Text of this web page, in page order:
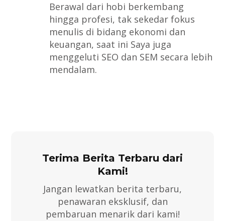
Berawal dari hobi berkembang
hingga profesi, tak sekedar fokus
menulis di bidang ekonomi dan
keuangan, saat ini Saya juga
menggeluti SEO dan SEM secara lebih
mendalam.
Terima Berita Terbaru dari
Kami!
Jangan lewatkan berita terbaru,
penawaran eksklusif, dan
pembaruan menarik dari kami!